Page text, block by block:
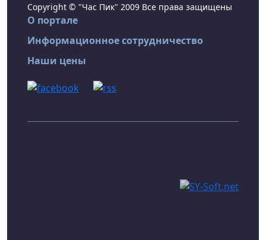
Copyright © "Час Пик" 2009 Все права защищены
О портале
Информационное сотрудничество
Наши цены